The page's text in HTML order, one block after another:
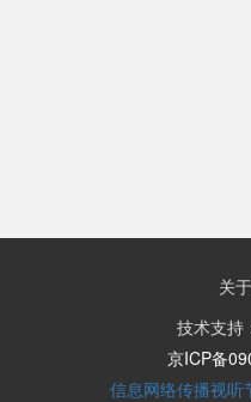
关
技术支持
京ICP备
信息网络传播视